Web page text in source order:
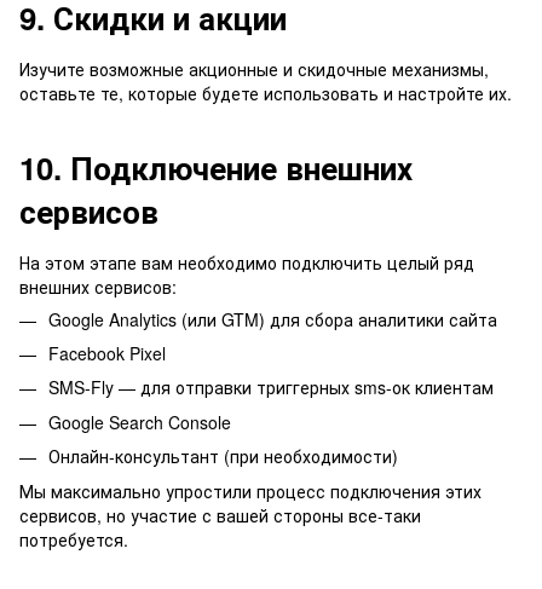
9. Скидки и акции
Изучите возможные акционные и скидочные механизмы,
оставьте те, которые будете использовать и настройте их.
10. Подключение внешних
сервисов
На этом этапе вам необходимо подключить целый ряд
внешних сервисов:
Google Analytics (или GTM) для сбора аналитики сайта
Facebook Pixel
SMS-Fly — для отправки триггерных sms-ок клиентам
Google Search Console
Онлайн-консультант (при необходимости)
Мы максимально упростили процесс подключения этих
сервисов, но участие с вашей стороны все-таки
потребуется.